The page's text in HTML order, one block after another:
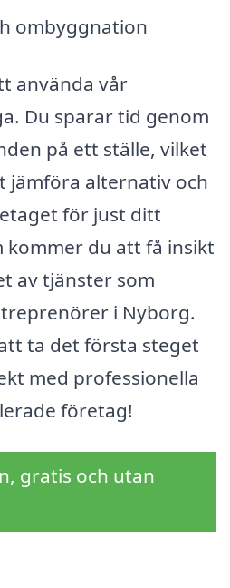
ombyggnation
använda vår
Du sparar tid genom
på ett ställe, vilket
jämföra alternativ och
för just ditt
kommer du att få insikt
av tjänster som
i Nyborg.
ta det första steget
med professionella
företag!
gratis och utan